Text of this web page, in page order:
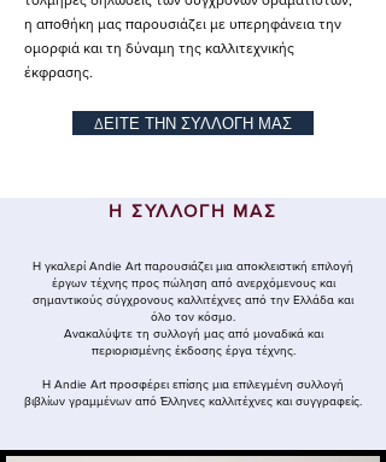
η αποθήκη μας παρουσιάζει με υπερηφάνεια την
ομορφιά και τη δύναμη της καλλιτεχνικής
έκφρασης.
ΔΕΙΤΕ ΤΗΝ ΣΥΛΛΟΓΗ ΜΑΣ
Η ΣΥΛΛΟΓΗ ΜΑΣ
Η γκαλερί Andie Art παρουσιάζει μια αποκλειστική επιλογή
έργων τέχνης προς πώληση από ανερχόμενους και
σημαντικούς σύγχρονους καλλιτέχνες από την Ελλάδα και
όλο τον κόσμο.
Ανακαλύψτε τη συλλογή μας από μοναδικά και
περιορισμένης έκδοσης έργα τέχνης.
Η ​Andie Art προσφέρει επίσης μια επιλεγμένη συλλογή
βιβλίων γραμμένων από Έλληνες καλλιτέχνες και συγγραφείς.